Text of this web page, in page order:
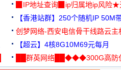
3000+可免费测试
▉IP地址查询▉ip归属地ip风险★
【香港站群】250个随机IP 50M
创梦网络-西安电信骨干线路云主
88元/月
【超云】4核8G10M69元每月
██群英网络██◆◆◆300G高防